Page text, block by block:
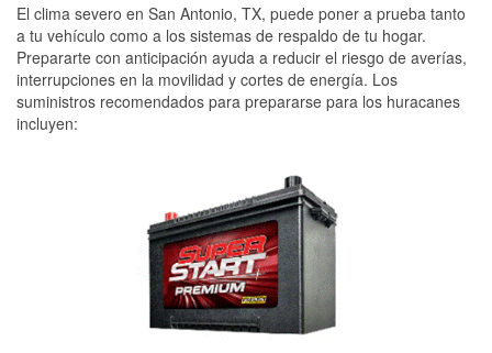
El clima severo en San Antonio, TX, puede poner a prueba tanto
a tu vehículo como a los sistemas de respaldo de tu hogar.
Prepararte con anticipación ayuda a reducir el riesgo de averías,
interrupciones en la movilidad y cortes de energía. Los
suministros recomendados para prepararse para los huracanes
incluyen: